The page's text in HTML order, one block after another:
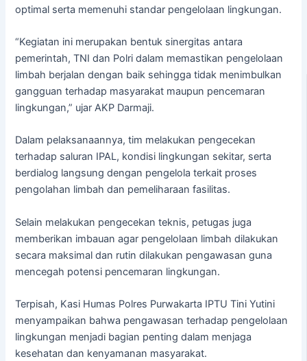
optimal serta memenuhi standar pengelolaan lingkungan.
“Kegiatan ini merupakan bentuk sinergitas antara
pemerintah, TNI dan Polri dalam memastikan pengelolaan
limbah berjalan dengan baik sehingga tidak menimbulkan
gangguan terhadap masyarakat maupun pencemaran
lingkungan,” ujar AKP Darmaji.
Dalam pelaksanaannya, tim melakukan pengecekan
terhadap saluran IPAL, kondisi lingkungan sekitar, serta
berdialog langsung dengan pengelola terkait proses
pengolahan limbah dan pemeliharaan fasilitas.
Selain melakukan pengecekan teknis, petugas juga
memberikan imbauan agar pengelolaan limbah dilakukan
secara maksimal dan rutin dilakukan pengawasan guna
mencegah potensi pencemaran lingkungan.
Terpisah, Kasi Humas Polres Purwakarta IPTU Tini Yutini
menyampaikan bahwa pengawasan terhadap pengelolaan
lingkungan menjadi bagian penting dalam menjaga
kesehatan dan kenyamanan masyarakat.